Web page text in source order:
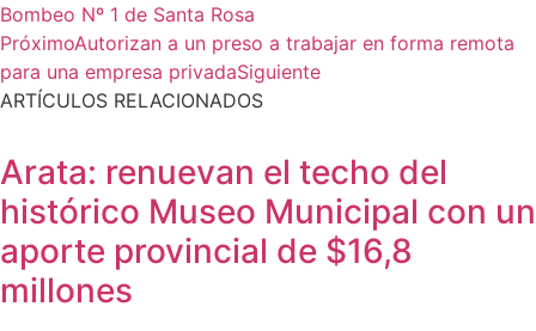
Bombeo Nº 1 de Santa Rosa
PróximoAutorizan a un preso a trabajar en forma remota
para una empresa privadaSiguiente
ARTÍCULOS RELACIONADOS
Arata: renuevan el techo del
histórico Museo Municipal con un
aporte provincial de $16,8
millones